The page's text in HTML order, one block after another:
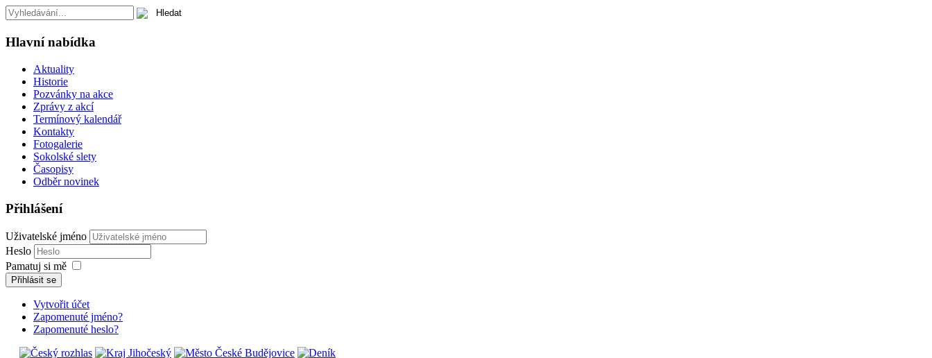
Hlavní nabídka
Aktuality
Historie
Pozvánky na akce
Zprávy z akcí
Termínový kalendář
Kontakty
Fotogalerie
Sokolské slety
Časopisy
Odběr novinek
Přihlášení
Uživatelské jméno
Heslo
Pamatuj si mě
Přihlásit se
Vytvořit účet
Zapomenuté jméno?
Zapomenuté heslo?